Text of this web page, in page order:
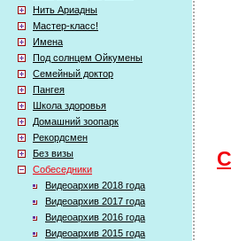
Нить Ариадны
Мастер-класс!
Имена
Под солнцем Ойкумены
Семейный доктор
Пангея
Школа здоровья
Домашний зоопарк
Рекордсмен
Без визы
Собеседники
Видеоархив 2018 года
Видеоархив 2017 года
Видеоархив 2016 года
Видеоархив 2015 года